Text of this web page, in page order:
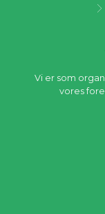
Vi er som
vores